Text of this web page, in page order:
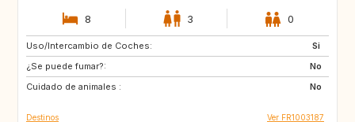
8 3 0
Uso/Intercambio de Coches:
Si
¿Se puede fumar?:
No
Cuidado de animales :
No
US
CA
NO
Destinos Ver FR1003187